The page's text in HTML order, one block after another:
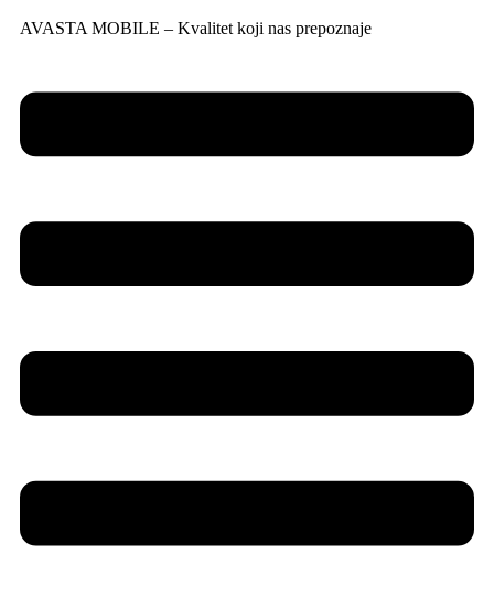
AVASTA MOBILE – Kvalitet koji nas prepoznaje